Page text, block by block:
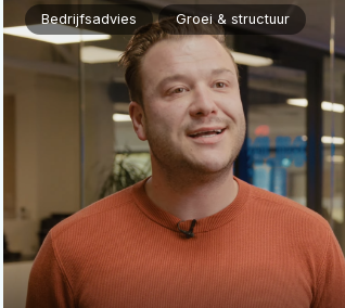
Bedrijfsadvies Groei & structuur